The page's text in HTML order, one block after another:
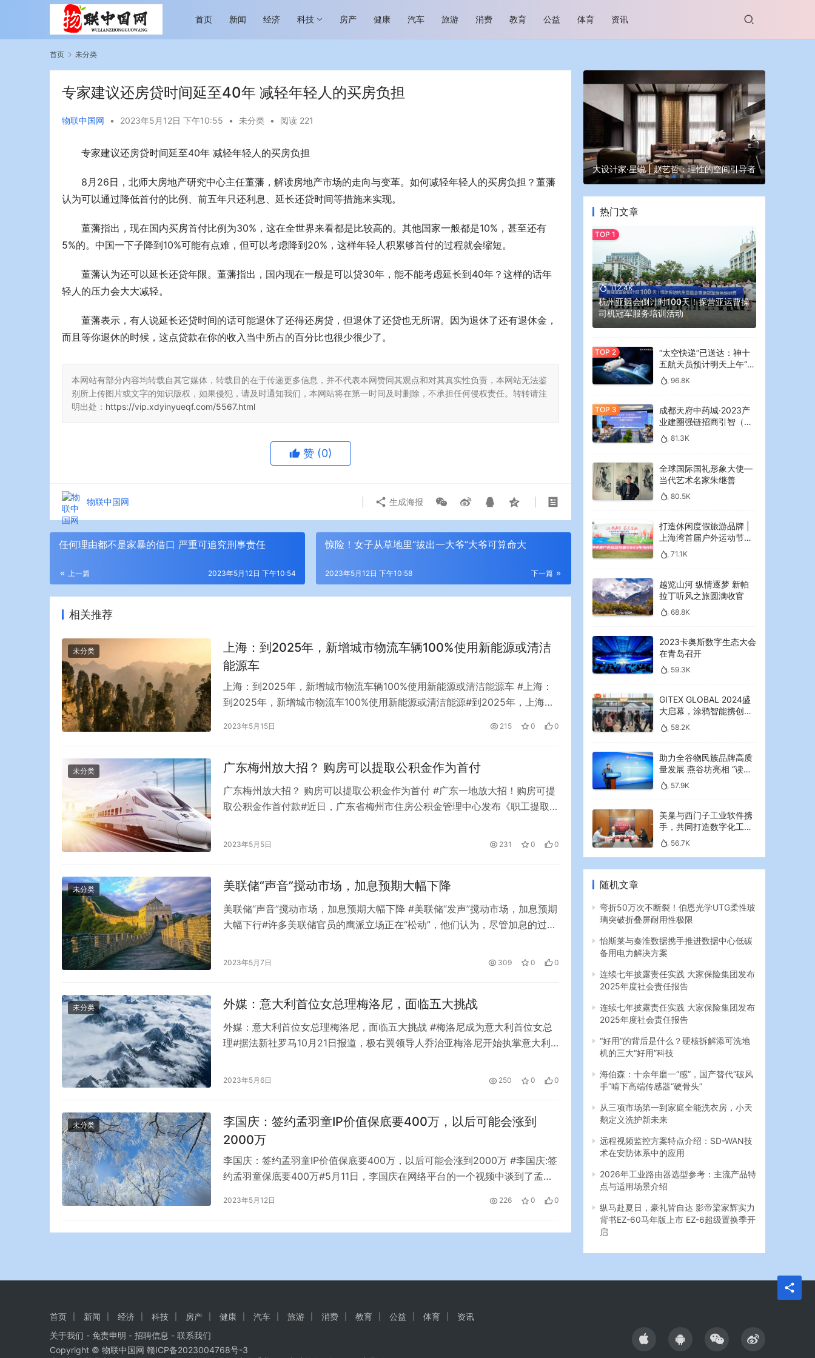
首页 新闻 经济 科技 房产 健康 汽车 旅游 消费 教育 公益 体育 资讯
首页 未分类
专家建议还房贷时间延至40年 减轻年轻人的买房负担
物联中国网 • 2023年5月12日 下午10:55 • 未分类 • 阅读 221
专家建议还房贷时间延至40年 减轻年轻人的买房负担
8月26日，北师大房地产研究中心主任董藩，解读房地产市场的走向与变革。如何减轻年轻人的买房负担？董藩
认为可以通过降低首付的比例、前五年只还利息、延长还贷时间等措施来实现。
董藩指出，现在国内买房首付比例为30%，这在全世界来看都是比较高的。其他国家一般都是10%，甚至还有
5%的。中国一下子降到10%可能有点难，但可以考虑降到20%，这样年轻人积累够首付的过程就会缩短。
董藩认为还可以延长还贷年限。董藩指出，国内现在一般是可以贷30年，能不能考虑延长到40年？这样的话年
轻人的压力会大大减轻。
董藩表示，有人说延长还贷时间的话可能退休了还得还房贷，但退休了还贷也无所谓。因为退休了还有退休金，
而且等你退休的时候，这点贷款在你的收入当中所占的百分比也很少很少了。
本网站有部分内容均转载自其它媒体，转载目的在于传递更多信息，并不代表本网赞同其观点和对其真实性负责，本网站无法鉴
别所上传图片或文字的知识版权，如果侵犯，请及时通知我们，本网站将在第一时间及时删除，不承担任何侵权责任。转转请注
明出处： https://vip.xdyinyueqf.com/5567.html
赞 (0)
物联中国网 生成海报
任何理由都不是家暴的借口 严重可追究刑事责任
上一篇 2023年5月12日 下午10:54
惊险！女子从草地里“拔出一大爷”大爷可算命大
下一篇
2023年5月12日 下午10:58
相关推荐
未分类
上海：到2025年，新增城市物流车辆100%使用新能源或清洁
能源车
上海：到2025年，新增城市物流车辆100%使用新能源或清洁能源车 #上海：
到2025年，新增城市物流车100%使用新能源或清洁能源#到2025年，上海铁
海铁联运货运量年均增长15%以上，浦东国际机场国际进出境卡车航班网络数
2023年5月15日 215 0 0
未分类 广东梅州放大招？ 购房可以提取公积金作为首付
广东梅州放大招？ 购房可以提取公积金作为首付 #广东一地放大招！购房可提
取公积金作首付款#近日，广东省梅州市住房公积金管理中心发布《职工提取住
梅州市行政区域内购买商品住房(或二手房)，与房地产企业签订购房合同(或与
2023年5月5日 231 0 0
未分类 美联储“声音”搅动市场，加息预期大幅下降
美联储“声音”搅动市场，加息预期大幅下降 #美联储“发声”搅动市场，加息预期
大幅下行#许多美联储官员的鹰派立场正在“松动”，他们认为，尽管加息的过程
2023年5月7日 309 0 0
未分类 外媒：意大利首位女总理梅洛尼，面临五大挑战
外媒：意大利首位女总理梅洛尼，面临五大挑战 #梅洛尼成为意大利首位女总
理#据法新社罗马10月21日报道，极右翼领导人乔治亚梅洛尼开始执掌意大利
担。 以下是这位意大利兄弟会领导人及其盟友在领导欧元区第三大经济区块时
2023年5月6日 250 0 0
未分类
李国庆：签约孟羽童IP价值保底要400万，以后可能会涨到
2000万
李国庆：签约孟羽童IP价值保底要400万，以后可能会涨到2000万 #李国庆:签
约孟羽童保底要400万#5月11日，李国庆在网络平台的一个视频中谈到了孟羽
和老板的想法不一样。孟羽童遇到董明珠，遇到一个好老师，可以为她铺路。
2023年5月12日 226 0 0
越览山河 纵情逐梦 新帕拉丁听风之旅即日
今年旅游市场进入恢复发展快车道 向“新”而
大设计家·星说 | 赵艺哲：理性的空间引导者
热门文章
112.4K
杭州亚运会倒计时100天！探营亚运曹操
司机冠军服务培训活动
“太空快递”已送达：神十
五航天员预计明天上午“拆
快递”96.8K
成都天府中药城·2023产
业建圈强链招商引智（大
湾区）专场推介会在广州
举行
81.3K
全球国际国礼形象大使—
当代艺术名家朱继善
80.5K
打造休闲度假旅游品牌 |
上海湾首届户外运动节暨
2023年海湾红叶节启幕
71.1K
越览山河 纵情逐梦 新帕
拉丁听风之旅圆满收官
68.8K
2023卡奥斯数字生态大会
在青岛召开
59.3K
GITEX GLOBAL 2024盛
大启幕，涂鸦智能携创新
AI解决方案引领中东可持
续未来
58.2K
助力全谷物民族品牌高质
量发展 燕谷坊亮相 “读懂
中国”国际会议
57.9K
美巢与西门子工业软件携
手，共同打造数字化工业
新篇章
56.7K
随机文章
弯折50万次不断裂！伯恩光学UTG柔性玻
璃突破折叠屏耐用性极限
怡斯莱与秦淮数据携手推进数据中心低碳
备用电力解决方案
连续七年披露责任实践 大家保险集团发布
2025年度社会责任报告
连续七年披露责任实践 大家保险集团发布
2025年度社会责任报告
“好用”的背后是什么？硬核拆解添可洗地
机的三大“好用”科技
海伯森：十余年磨一“感”，国产替代“破风
手”啃下高端传感器“硬骨头”
从三项市场第一到家庭全能洗衣房，小天
鹅定义洗护新未来
远程视频监控方案特点介绍：SD-WAN技
术在安防体系中的应用
2026年工业路由器选型参考：主流产品特
点与适用场景介绍
纵马赴夏日，豪礼皆自达 影帝梁家辉实力
背书EZ-60马年版上市 EZ-6超级置换季开
启
首页 新闻 经济 科技 房产 健康 汽车 旅游 消费 教育 公益 体育
资讯
关于我们 - 免责申明 - 招聘信息 - 联系我们
Copyright © 物联中国网 赣ICP备2023004768号-3